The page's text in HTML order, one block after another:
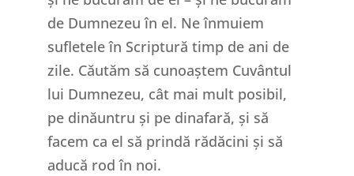
de Dumnezeu în el. Ne înmuiem
sufletele în Scriptură timp de ani de
zile. Căutăm să cunoaștem Cuvântul
lui Dumnezeu, cât mai mult posibil,
pe dinăuntru și pe dinafară, și să
facem ca el să prindă rădăcini și să
aducă rod în noi.